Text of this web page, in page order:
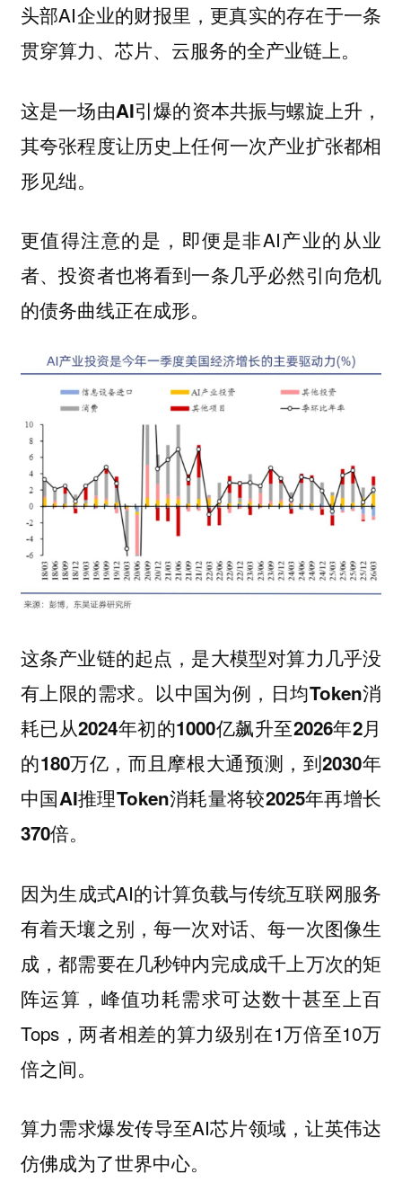
头部AI企业的财报里，更真实的存在于一条
贯穿算力、芯片、云服务的全产业链上。
这是一场由AI引爆的资本共振与螺旋上升，
其夸张程度让历史上任何一次产业扩张都相
形见绌。
更值得注意的是，即便是非AI产业的从业
者、投资者也将看到一条几乎必然引向危机
的债务曲线正在成形。
这条产业链的起点，是大模型对算力几乎没
有上限的需求。以中国为例，日均Token消
耗已从2024年初的1000亿飙升至2026年2月
的180万亿，而且摩根大通预测，到2030年
中国AI推理Token消耗量将较2025年再增长
370倍。
因为生成式AI的计算负载与传统互联网服务
有着天壤之别，每一次对话、每一次图像生
成，都需要在几秒钟内完成成千上万次的矩
阵运算，峰值功耗需求可达数十甚至上百
Tops，两者相差的算力级别在1万倍至10万
倍之间。
算力需求爆发传导至AI芯片领域，让英伟达
仿佛成为了世界中心。